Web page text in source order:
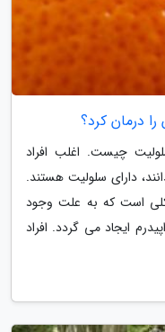
درمان کرد؟
چیست. اغلب افراد
دارای سلولیت هستند.
است که به علت وجود
ایجاد می گردد. افراد